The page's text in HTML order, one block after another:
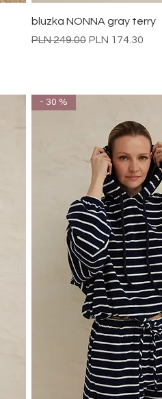
Quick
bluzka NONNA gray terry
Regular Price
PLN 249.00 Sale Price
PLN 174.30
- 30 %